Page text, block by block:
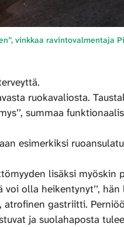
vinkkaa ravintovalmentaja
ruokavaliosta.
summaa
esimerkiksi
lisäksi
olla heikentynyt’’, hän
gastriitti.
ja suolahaposta